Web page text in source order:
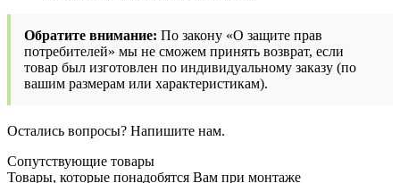
Обратите внимание: По закону «О защите прав
потребителей» мы не сможем принять возврат, если
товар был изготовлен по индивидуальному заказу (по
вашим размерам или характеристикам).
Остались вопросы? Напишите нам.
Сопутствующие товары
Товары, которые понадобятся Вам при монтаже